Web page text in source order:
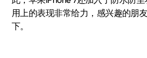
用上的表现非常给力，感兴趣的朋
下。